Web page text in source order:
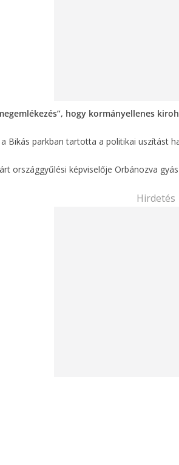
hogy kormányellenes
Bikás parkban tartotta a politikai uszítást
országgyűlési képviselője Orbánozva
Hirdetés